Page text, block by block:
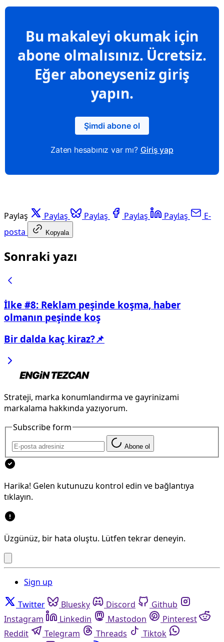
Bu makaleyi okumak için
abone olmalısınız. Ücretsiz.
Eğer aboneyseniz giriş
yapın.
Şimdi abone ol
Zaten hesabınız var mı? Giriş yap
Paylaş Paylaş Paylaş Paylaş Paylaş
E-
posta
Kopyala
Sonraki yazı
İlke #8: Reklam peşinde koşma, haber
olmanın peşinde koş
Bir dalda kaç kiraz?📌
Strateji, marka konumlandırma ve gayrinizami
markalama hakkında yazıyorum.
Subscribe form
Abone ol
Harika! Gelen kutunuzu kontrol edin ve bağlantıya
tıklayın.
Üzgünüz, bir hata oluştu. Lütfen tekrar deneyin.
Sign up
Twitter Bluesky Discord
Github
Instagram
Linkedin Mastodon
Pinterest
Reddit
Telegram Threads
Tiktok